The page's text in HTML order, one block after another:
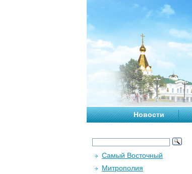
Новости
Самый Восточный
Митрополия